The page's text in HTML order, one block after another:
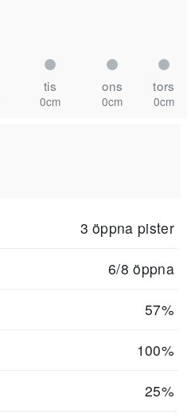
tis ons tors
0cm 0cm 0cm
3 öppna pister
6/8 öppna
57%
100%
25%